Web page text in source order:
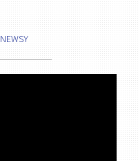
NEWSY